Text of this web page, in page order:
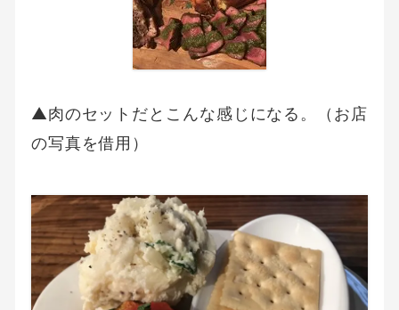
▲肉のセットだとこんな感じになる。（お店
の写真を借用）